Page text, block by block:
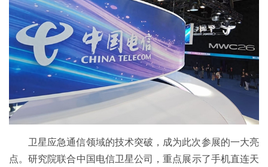
卫星应急通信领域的技术突破，成为此次参展的一大亮
点。研究院联合中国电信卫星公司，重点展示了手机直连天